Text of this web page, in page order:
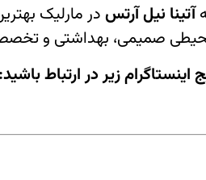
آتینا نیل آرتسدر مارلیک
صمیمی، بهداشتی و
زیر در ارتباط باشید: